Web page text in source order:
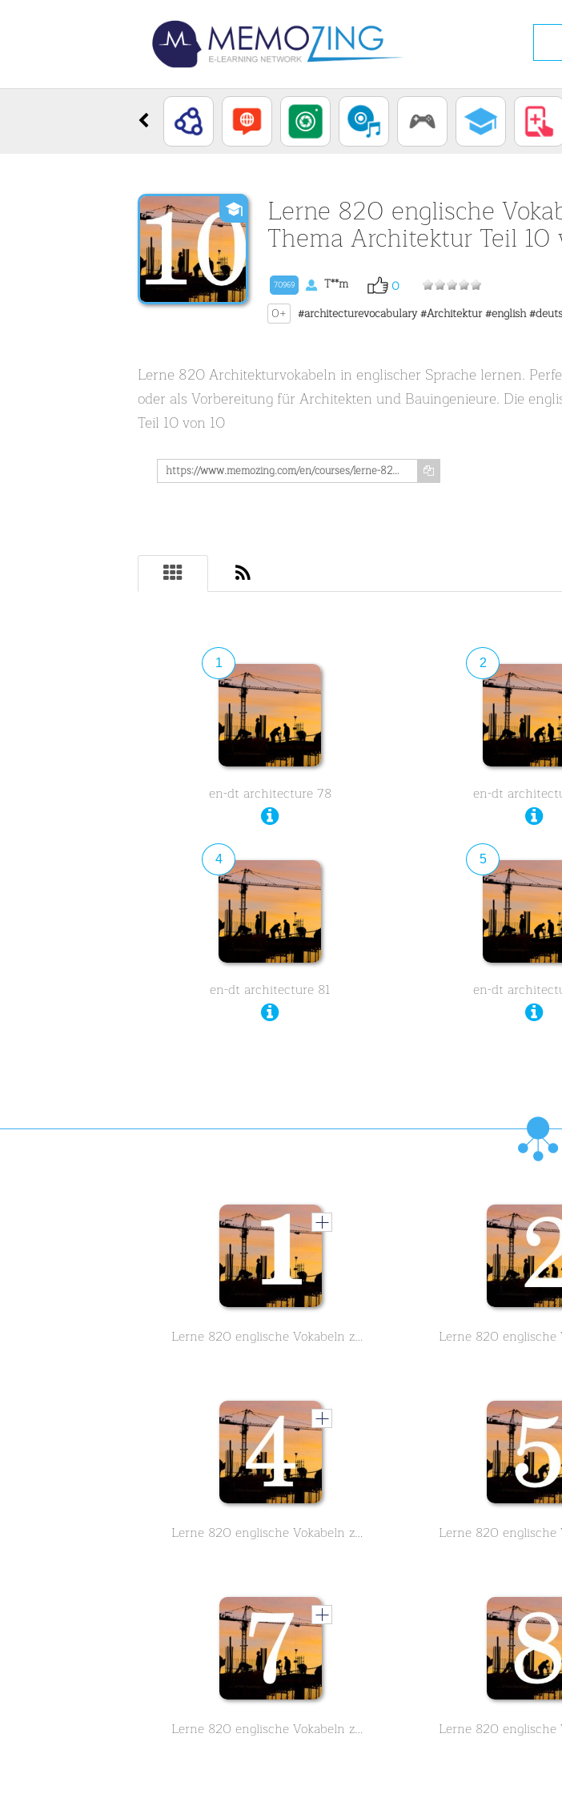
Lerne 820 englische
Thema Architektur Teil 10
70969 T**m
0
0+
#architecturevocabulary#Architektur#english
Lerne 820 Architekturvokabeln in englischer Sprache lernen.
oder als Vorbereitung für Architekten und Bauingenieure. Die
Teil 10 von 10
https://www.memozing.com/en/courses/lerne-820-englische-vokabeln-zum-thema-architektur-teil-10-von-10-17f7ef1e5dd4db5ae480e2
1
en-dt architecture 78
2
en-dt
4
en-dt architecture 81
5
en-dt
Lerne 820 englische Vokabeln zum Thema Architektur Teil 1 von 10
Lerne 820 englische Vokabeln zum Thema Architektur Teil 4 von 10
Lerne 820 englische Vokabeln zum Thema Architektur Teil 7 von 10